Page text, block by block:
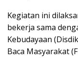
Kegiatan ini
bekerja sama
Kebudayaan
Baca Masyarakat